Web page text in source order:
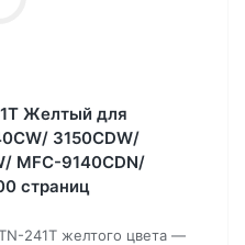
Желтый для
3150CDW/
MFC-9140CDN/
страниц
241T желтого цвета —